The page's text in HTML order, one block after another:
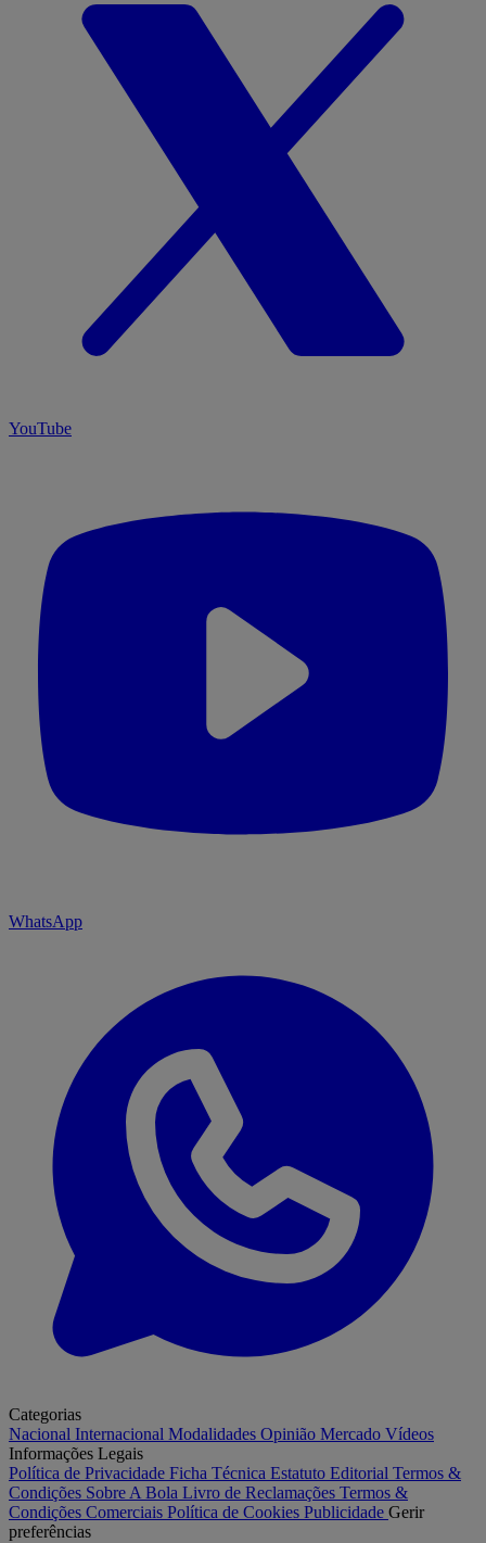
YouTube
WhatsApp
Categorias
Nacional Internacional Modalidades Opinião Mercado Vídeos
Informações Legais
Política de Privacidade Ficha Técnica Estatuto Editorial Termos &
Condições Sobre A Bola Livro de Reclamações Termos &
Condições Comerciais Política de Cookies Publicidade Gerir
preferências